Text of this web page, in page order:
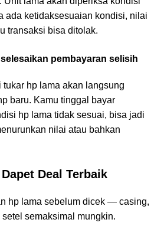
ada ketidaksesuaian kondisi, nilai
transaksi bisa ditolak.
pembayaran selisih
hp lama akan langsung
baru. Kamu tinggal bayar
hp lama tidak sesuai, bisa jadi
nilai atau bahkan
Deal Terbaik
hp lama sebelum dicek — casing,
setel semaksimal mungkin.